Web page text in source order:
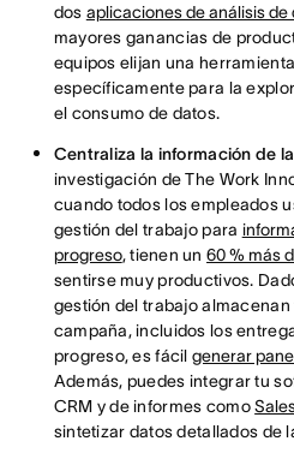
dos aplicaciones de análisis de
mayores ganancias de
equipos elijan una
específicamente para la
el consumo de datos.
Centraliza la información de
investigación de The Work
cuando todos los empleados
gestión del trabajo para
progreso, tienen un60 % más
sentirse muy productivos.
gestión del trabajo
campaña, incluidos los
progreso, es fácil generar
Además, puedes integrar tu
CRM y de informes como
sintetizar datos detallados de